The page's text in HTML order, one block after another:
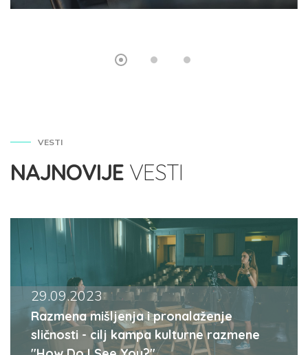
VESTI
NAJNOVIJE VESTI
29.09.2023
Razmena mišljenja i pronalaženje
sličnosti - cilj kampa kulturne razmene